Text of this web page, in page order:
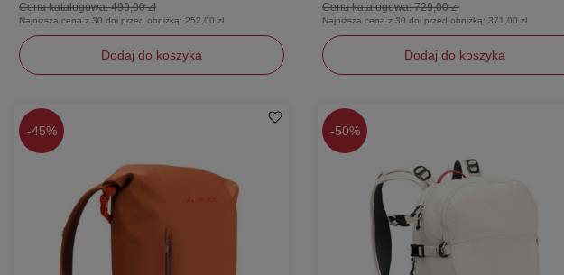
Cena katalogowa:499,00 zł
Najniższa cena z 30 dni przed obniżką: 252,00 zł
Dodaj do koszyka
uniwersalny
Cena katalogowa:729,00 zł
Najniższa cena z 30 dni przed obniżką: 371,00 zł
Dodaj do koszyka
uniwersalny
-45% -50%